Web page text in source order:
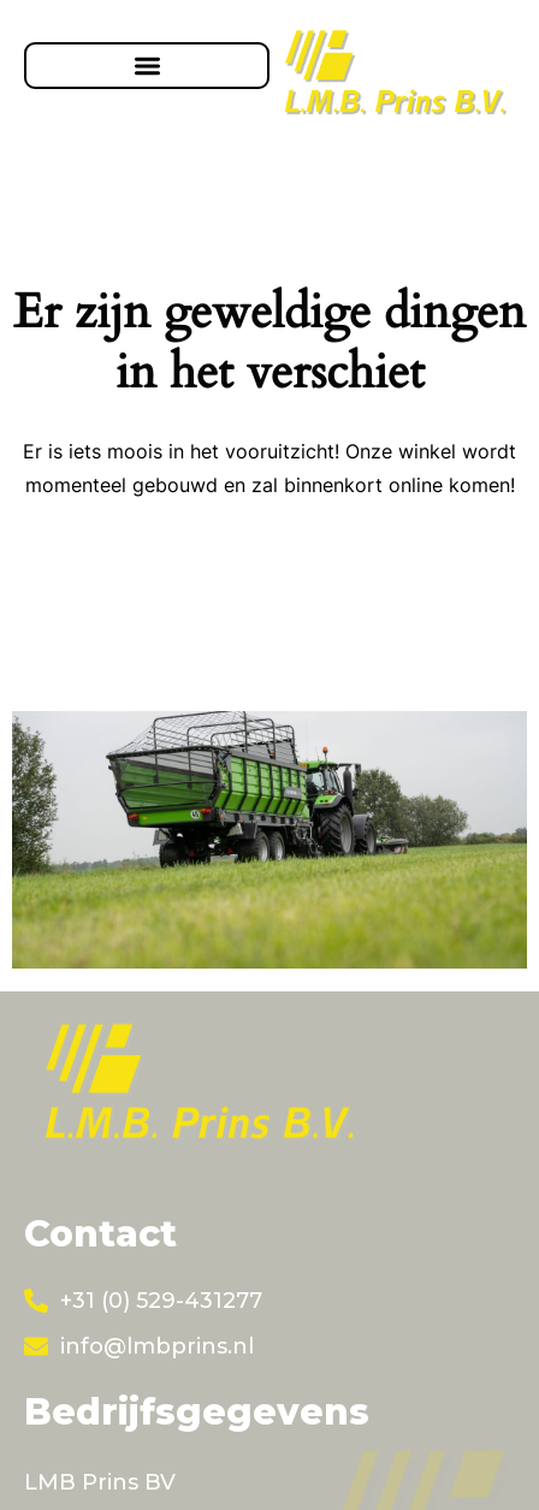
Er zijn geweldige dingen
in het verschiet
Er is iets moois in het vooruitzicht! Onze winkel wordt
momenteel gebouwd en zal binnenkort online komen!
Contact
+31 (0) 529-431277
info@lmbprins.nl
Bedrijfsgegevens
LMB Prins BV